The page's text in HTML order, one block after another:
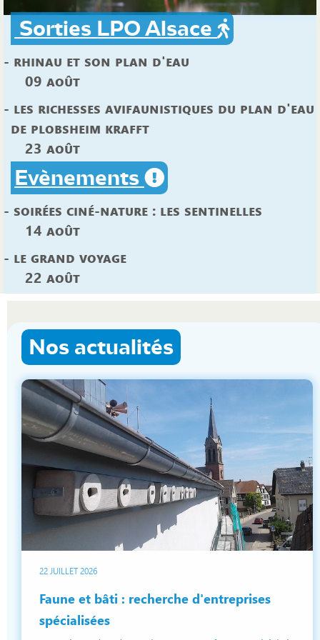
Sorties LPO Alsace
- Rhinau et son plan d'eau
09 Août
- Les richesses avifaunistiques du plan d'eau
de plobsheim krafft
23 Août
Evènements
- SoirÉes cinÉ-nature : les sentinelles
14 Août
- Le grand voyage
22 Août
Nos actualités
22 JUILLET 2026
Faune et bâti : recherche d'entreprises
spécialisées